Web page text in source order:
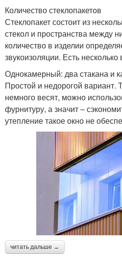
Количество стеклопакетов
Стеклопакет состоит из
стекол и пространства между
количество в изделии
звукоизоляции. Есть несколько
Однокамерный: два стакана и
Простой и недорогой вариант.
немного весят, можно
фурнитуру, а значит –
утепление такое окно не
читать дальше →